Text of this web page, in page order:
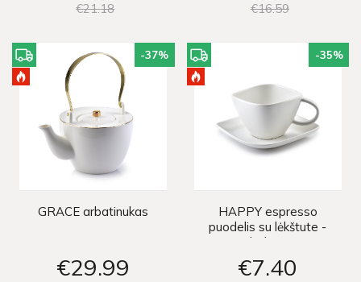
€2118 €1659
-37%
GRACE arbatinukas
€29 99
-35%
HAPPY espresso
puodelis su lėkštute -
baltas
€7 40